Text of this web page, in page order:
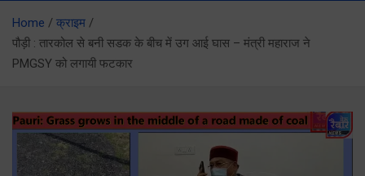
Home
क्राइम
पौड़ी : तारकोल से बनी सडक के बीच में उग आई घास – मंत्री महाराज ने
PMGSY को लगायी फटकार